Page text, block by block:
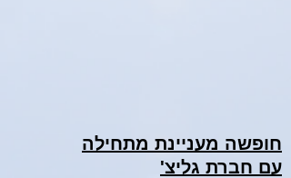
חופשה מעניינת מתחילה
עם חברת גליצ'